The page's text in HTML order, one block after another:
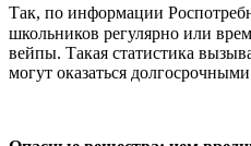
Так, по информации
школьников регулярно или
вейпы. Такая статистика
могут оказаться